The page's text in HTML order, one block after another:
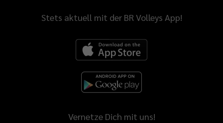
Stets aktuell mit der BR Volleys App!
Vernetze Dich mit uns!